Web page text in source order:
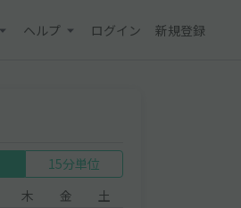
ヘルプ ログイン 新規登録
15分単位
木 金
土